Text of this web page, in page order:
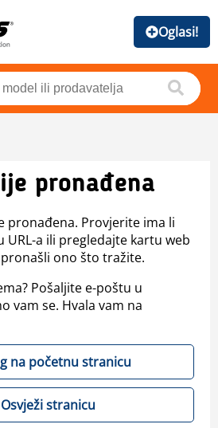
Oglasi!
pronađena
pronađena. Provjerite ima li
URL-a ili pregledajte kartu web
ono što tražite.
Pošaljite e-poštu u
vam se. Hvala vam na
na početnu stranicu
Osvježi stranicu